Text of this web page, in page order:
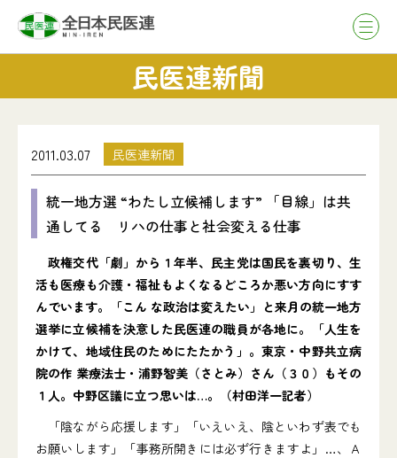
民医連新聞
2011.03.07 民医連新聞
統一地方選 “わたし立候補します” 「目線」は共
通してる リハの仕事と社会変える仕事
政権交代「劇」から１年半、民主党は国民を裏切り、生
活も医療も介護・福祉もよくなるどころか悪い方向にすす
んでいます。「こん な政治は変えたい」と来月の統一地方
選挙に立候補を決意した民医連の職員が各地に。「人生を
かけて、地域住民のためにたたかう」。東京・中野共立病
院の作 業療法士・浦野智美（さとみ）さん（３０）もその
１人。中野区議に立つ思いは…。（村田洋一記者）
「陰ながら応援します」「いえいえ、陰といわず表でも
お願いします」「事務所開きには必ず行きますよ」…、Ａ